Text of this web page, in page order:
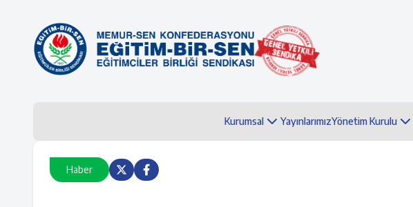
Kurumsal YayınlarımızYönetim Kurulu
Haber